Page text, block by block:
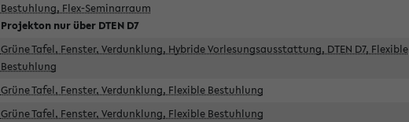
Bestuhlung, Flex-Seminarraum
Projekton nur über DTEN D7
Grüne Tafel, Fenster, Verdunklung, Hybride Vorlesungsausstattung, DTEN D7, Flexible
Bestuhlung
Grüne Tafel, Fenster, Verdunklung, Flexible Bestuhlung
Grüne Tafel, Fenster, Verdunklung, Flexible Bestuhlung